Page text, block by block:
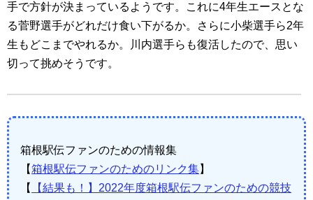
手で方針が決まっているようです。これに4年生エースとな
る菅野選手がどれだけ食い下がるか。さらに小柴選手ら2年
生もどこまでやれるか。川内選手らも復活したので、思い
切って挑めそうです。
箱根駅伝ファンのための情報集
【箱根駅伝ファンのためのリンク集】
【
【結果も！】2022年度箱根駅伝ファンのための競技